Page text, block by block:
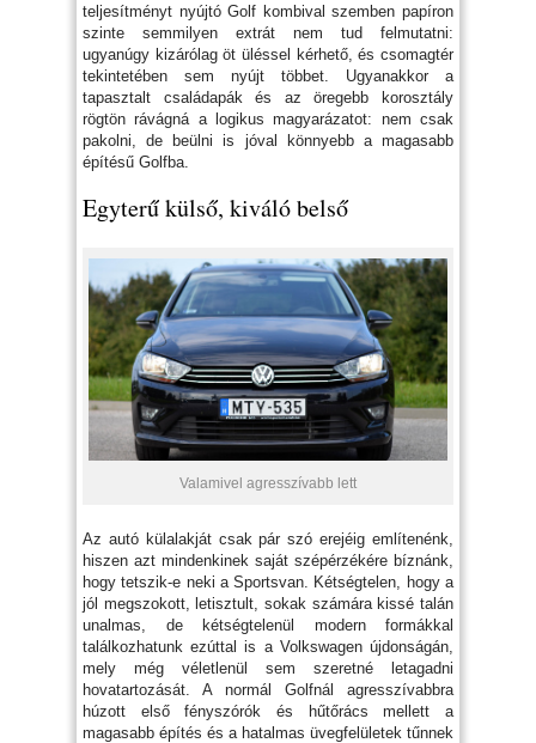
teljesítményt nyújtó Golf kombival szemben papíron
szinte semmilyen extrát nem tud felmutatni:
ugyanúgy kizárólag öt üléssel kérhető, és csomagtér
tekintetében sem nyújt többet. Ugyanakkor a
tapasztalt családapák és az öregebb korosztály
rögtön rávágná a logikus magyarázatot: nem csak
pakolni, de beülni is jóval könnyebb a magasabb
építésű Golfba.
Egyterű külső, kiváló belső
Valamivel agresszívabb lett
Az autó külalakját csak pár szó erejéig említenénk,
hiszen azt mindenkinek saját szépérzékére bíznánk,
hogy tetszik-e neki a Sportsvan. Kétségtelen, hogy a
jól megszokott, letisztult, sokak számára kissé talán
unalmas, de kétségtelenül modern formákkal
találkozhatunk ezúttal is a Volkswagen újdonságán,
mely még véletlenül sem szeretné letagadni
hovatartozását. A normál Golfnál agresszívabbra
húzott első fényszórók és hűtőrács mellett a
magasabb építés és a hatalmas üvegfelületek tűnnek